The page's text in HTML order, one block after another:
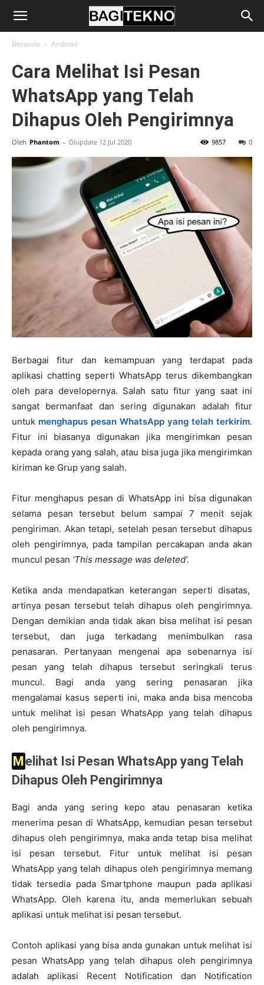
BagiTekno
Beranda Android
Cara Melihat Isi Pesan
WhatsApp yang Telah
Dihapus Oleh Pengirimnya
Oleh Phantom - Diupdate 12 Jul 2020 0
9857
Berbagai fitur dan kemampuan yang terdapat pada
aplikasi chatting seperti WhatsApp terus dikembangkan
oleh para developernya. Salah satu fitur yang saat ini
sangat bermanfaat dan sering digunakan adalah fitur
untuk menghapus pesan WhatsApp yang telah terkirim.
Fitur ini biasanya digunakan jika mengirimkan pesan
kepada orang yang salah, atau bisa juga jika mengirimkan
kiriman ke Grup yang salah.
Fitur menghapus pesan di WhatsApp ini bisa digunakan
selama pesan tersebut belum sampai 7 menit sejak
pengiriman. Akan tetapi, setelah pesan tersebut dihapus
oleh pengirimnya, pada tampilan percakapan anda akan
muncul pesan ‘This message was deleted’.
Ketika anda mendapatkan keterangan seperti disatas,
artinya pesan tersebut telah dihapus oleh pengirimnya.
Dengan demikian anda tidak akan bisa melihat isi pesan
tersebut, dan juga terkadang menimbulkan rasa
penasaran. Pertanyaan mengenai apa sebenarnya isi
pesan yang telah dihapus tersebut seringkali terus
muncul. Bagi anda yang sering penasaran jika
mengalamai kasus seperti ini, maka anda bisa mencoba
untuk melihat isi pesan WhatsApp yang telah dihapus
oleh pengirimnya.
Melihat Isi Pesan WhatsApp yang Telah
Dihapus Oleh Pengirimnya
Bagi anda yang sering kepo atau penasaran ketika
menerima pesan di WhatsApp, kemudian pesan tersebut
dihapus oleh pengirimnya, maka anda tetap bisa melihat
isi pesan tersebut. Fitur untuk melihat isi pesan
WhatsApp yang telah dihapus oleh pengirimnya memang
tidak tersedia pada Smartphone maupun pada aplikasi
WhatsApp. Oleh karena itu, anda memerlukan sebuah
aplikasi untuk melihat isi pesan tersebut.
Contoh aplikasi yang bisa anda gunakan untuk melihat isi
pesan WhatsApp yang telah dihapus oleh pengirimnya
adalah aplikasi Recent Notification dan Notification